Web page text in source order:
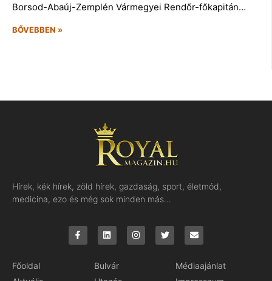
Borsod-Abaúj-Zemplén Vármegyei Rendőr-főkapitán…
BŐVEBBEN »
Hírek, kék hírek, zöld hírek, gazdaság, sport, életmód,
medicina, ezo és még sok minden más…
Főoldal
Bulvár
Médiaajánlat